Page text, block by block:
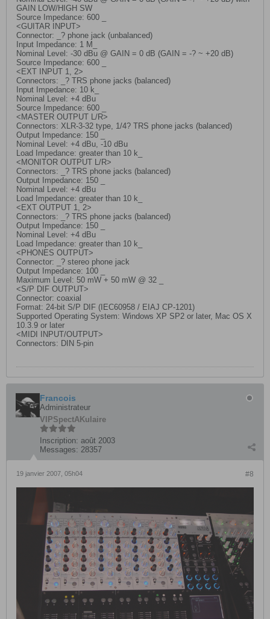
GAIN LOW/HIGH SW
Source Impedance: 600 _
<GUITAR INPUT>
Connector: _? phone jack (unbalanced)
Input Impedance: 1 M_
Nominal Level: -30 dBu @ GAIN = 0 dB (GAIN = -? ~ +20 dB)
Source Impedance: 600 _
<EXT INPUT 1, 2>
Connectors: _? TRS phone jacks (balanced)
Input Impedance: 10 k_
Nominal Level: +4 dBu
Source Impedance: 600 _
<MASTER OUTPUT L/R>
Connectors: XLR-3-32 type, 1/4? TRS phone jacks (balanced)
Output Impedance: 150 _
Nominal Level: +4 dBu, -10 dBu
Load Impedance: greater than 10 k_
<MONITOR OUTPUT L/R>
Connectors: _? TRS phone jacks (balanced)
Output Impedance: 150 _
Nominal Level: +4 dBu
Load Impedance: greater than 10 k_
<EXT OUTPUT 1, 2>
Connectors: _? TRS phone jacks (balanced)
Output Impedance: 150 _
Nominal Level: +4 dBu
Load Impedance: greater than 10 k_
<PHONES OUTPUT>
Connector: _? stereo phone jack
Output Impedance: 100 _
Maximum Level: 50 mW + 50 mW @ 32 _
<S/P DIF OUTPUT>
Connector: coaxial
Format: 24-bit S/P DIF (IEC60958 / EIAJ CP-1201)
Supported Operating System: Windows XP SP2 or later, Mac OS X
10.3.9 or later
<MIDI INPUT/OUTPUT>
Connectors: DIN 5-pin
Francois
Administrateur
VIPSpectAKulaire
Inscription: août 2003
Messages: 28357
#8
19 janvier 2007, 05h04